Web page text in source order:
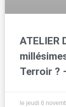
ATELIER
Terroir ?
le jeudi 6